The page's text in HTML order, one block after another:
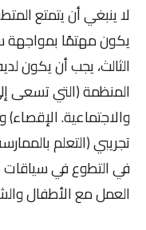
لا ينبغي أن يتمتع
يكون مهتمًا بمواجهة
الثالث، يجب أن يكون
المنظمة (التي تسعى
والاجتماعية.
تجريبي (التعلم
في التطوع في سياقات
العمل مع الأطفال